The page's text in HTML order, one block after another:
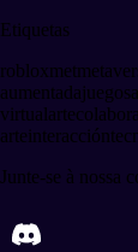
Etiquetas
robloxmet
aumentadajuegos
virtualarte
arteinteracción
Junte-se à nossa